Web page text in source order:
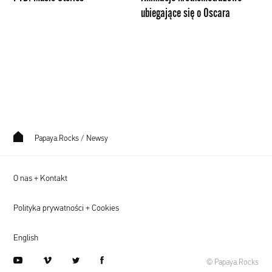
ubiegające się o Oscara
Papaya.Rocks / Newsy
O nas + Kontakt
Polityka prywatności + Cookies
English
© Papaya.Rocks
youtube vimeo twitter facebook